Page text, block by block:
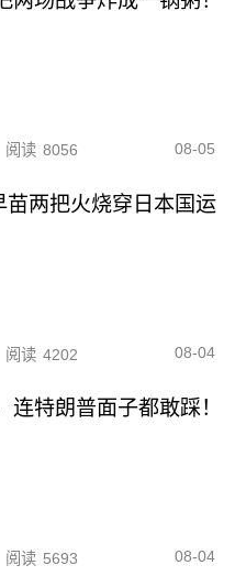
阅读 8056 08-05
两把火烧穿日本国运
阅读 4202 08-04
特朗普面子都敢踩！
阅读 5693 08-04